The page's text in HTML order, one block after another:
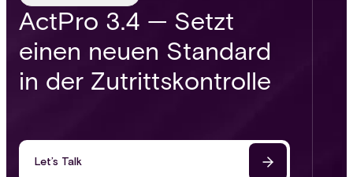
ActPro 3.4 — Setzt
einen neuen Standard
in der Zutrittskontrolle
Let’s Talk